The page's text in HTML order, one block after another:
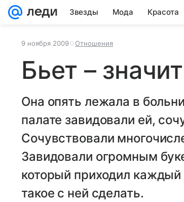
Звезды Мода Красота
9 ноября 2009 Отношения
Бьет –
Она опять лежала в
палате завидовали ей,
Сочувствовали
Завидовали огромным
который приходил
такое с ней сделать.